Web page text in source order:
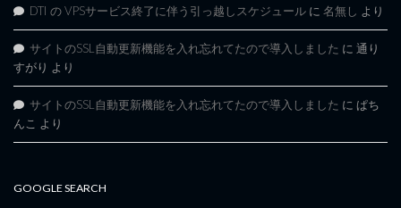
DTI の VPSサービス終了に伴う引っ越しスケジュール に 名無し より
サイトのSSL自動更新機能を入れ忘れてたので導入しました に 通り
すがり より
サイトのSSL自動更新機能を入れ忘れてたので導入しました に ぱち
んこ より
GOOGLE SEARCH